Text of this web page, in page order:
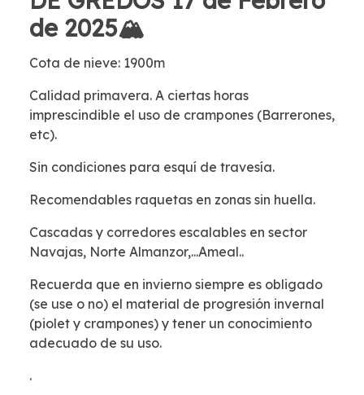
de 2025🏔
Cota de nieve: 1900m
Calidad primavera. A ciertas horas
imprescindible el uso de crampones (Barrerones,
etc).
Sin condiciones para esquí de travesía.
Recomendables raquetas en zonas sin huella.
Cascadas y corredores escalables en sector
Navajas, Norte Almanzor,...Ameal..
Recuerda que en invierno siempre es obligado
(se use o no) el material de progresión invernal
(piolet y crampones) y tener un conocimiento
adecuado de su uso.
.